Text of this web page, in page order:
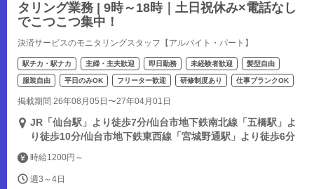
タリング業務 | 9時～18時｜土日祝休み×電話なし
でこつこつ集中！
決済サービスのモニタリングスタッフ【アルバイト・パート】
駅チカ・駅ナカ 主婦・主夫歓迎 即日勤務 未経験者歓迎 髪型自由
服装自由 平日のみOK フリーター歓迎 研修制度あり 仕事ブランクOK
掲載期間 26年08月05日〜27年04月01日
JR「仙台駅」より徒歩7分/仙台市地下鉄南北線「五橋駅」よ
り徒歩10分/仙台市地下鉄東西線「宮城野通駅」より徒歩6分
時給1200円～
週3～4日